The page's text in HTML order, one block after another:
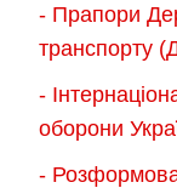
- Прапори
транспорту
-
оборони
-